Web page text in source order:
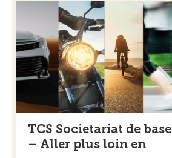
TCS Societariat de base
– Aller plus loin en